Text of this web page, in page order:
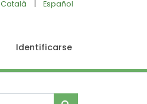
Català | Español
Identificarse